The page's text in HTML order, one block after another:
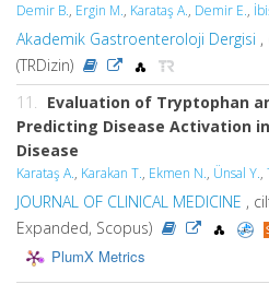
Demir B., Ergin M., Karataş A., Demir E.,
Akademik Gastroenteroloji Dergisi ,
(TRDizin)
11. Evaluation of Tryptophan
Predicting Disease Activation
Disease
Karataş A., Karakan T., Ekmen N., Ünsal Y.,
JOURNAL OF CLINICAL MEDICINE ,
Expanded, Scopus)
PlumX Metrics